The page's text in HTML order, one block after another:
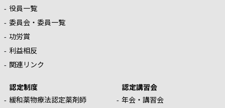
役員一覧
委員会・委員一覧
功労賞
利益相反
関連リンク
認定制度
緩和薬物療法認定薬剤師
認定講習会
年会・講習会